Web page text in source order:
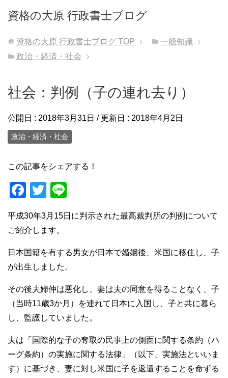
資格の大原 行政書士ブログ
資格の大原 行政書士ブログ TOP
一般知識
政治・経済・社会
社会：判例（子の連れ去り）
公開日 : 2018年3月31日 / 更新日 : 2018年4月2日
政治・経済・社会
この記事をシェアする！
F
c
e
b
o
o
k
T
tt
er
e
平成30年3月15日に判示された最高裁判所の判例について
ご紹介します。
日本国籍を有する男女が日本で婚姻後、米国に移住し、子
が出生しました。
その後夫婦仲は悪化し、妻は夫の同意を得ることなく、子
（当時11歳3か月）を連れて日本に入国し、子と共に暮ら
し、監護していました。
夫は「国際的な子の奪取の民事上の側面に関する条約（ハ
ーグ条約）の実施に関する法律」（以下、実施法といいま
す）に基づき、妻に対し米国に子を返還することを命ずる